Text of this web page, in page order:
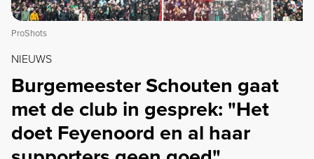
ProShots
NIEUWS
Burgemeester Schouten gaat
met de club in gesprek: "Het
doet Feyenoord en al haar